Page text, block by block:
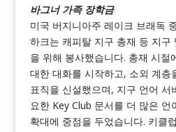
바그너 가족 장학금
미국 버지니아주 레이크 브래독
하크는 캐피탈 지구 총재 등 지구
을 위해 봉사했습니다. 총재 시절
대한 대화를 시작하고, 소외 계층
표직을 신설했으며, 지구 언어 서
요한 Key Club 문서를 더 많은 언
확대에 중점을 두었습니다. 키클